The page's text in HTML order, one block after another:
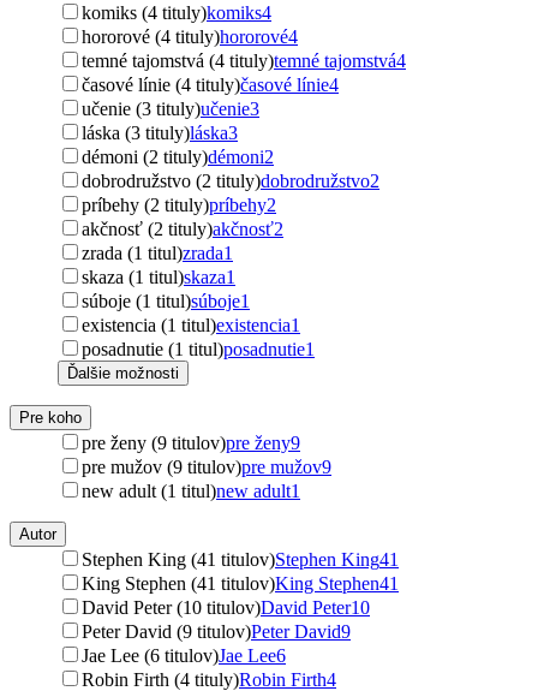
komiks (4 tituly)komiks4
hororové (4 tituly)hororové4
temné tajomstvá (4 tituly)temné tajomstvá4
časové línie (4 tituly)časové línie4
učenie (3 tituly)učenie3
láska (3 tituly)láska3
démoni (2 tituly)démoni2
dobrodružstvo (2 tituly)dobrodružstvo2
príbehy (2 tituly)príbehy2
akčnosť (2 tituly)akčnosť2
zrada (1 titul)zrada1
skaza (1 titul)skaza1
súboje (1 titul)súboje1
existencia (1 titul)existencia1
posadnutie (1 titul)posadnutie1
Ďalšie možnosti
Pre koho
pre ženy (9 titulov)pre ženy9
pre mužov (9 titulov)pre mužov9
new adult (1 titul)new adult1
Autor
Stephen King (41 titulov)Stephen King41
King Stephen (41 titulov)King Stephen41
David Peter (10 titulov)David Peter10
Peter David (9 titulov)Peter David9
Jae Lee (6 titulov)Jae Lee6
Robin Firth (4 tituly)Robin Firth4